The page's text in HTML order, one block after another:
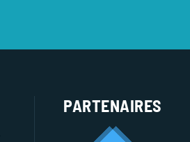
PARTENAIRES